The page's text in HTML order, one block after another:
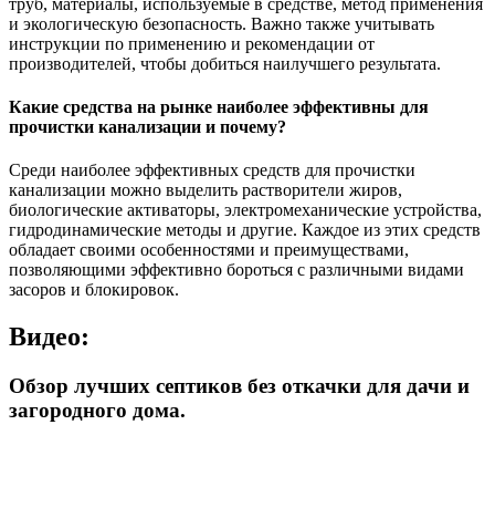
и экологическую безопасность. Важно также учитывать
инструкции по применению и рекомендации от
производителей, чтобы добиться наилучшего результата.
Какие средства на рынке наиболее эффективны для
прочистки канализации и почему?
Среди наиболее эффективных средств для прочистки
канализации можно выделить растворители жиров,
биологические активаторы, электромеханические устройства,
гидродинамические методы и другие. Каждое из этих средств
обладает своими особенностями и преимуществами,
позволяющими эффективно бороться с различными видами
засоров и блокировок.
Видео:
Обзор лучших септиков без откачки для дачи и
загородного дома.